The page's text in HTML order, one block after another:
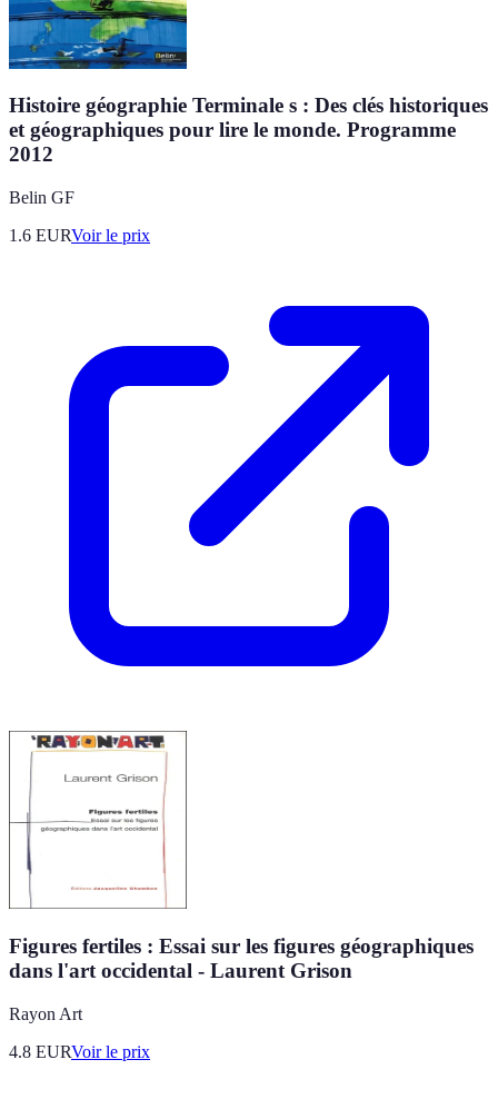
Histoire géographie Terminale s : Des clés historiques
et géographiques pour lire le monde. Programme
2012
Belin GF
1.6 EURVoir le prix
Figures fertiles : Essai sur les figures géographiques
dans l'art occidental - Laurent Grison
Rayon Art
4.8 EURVoir le prix